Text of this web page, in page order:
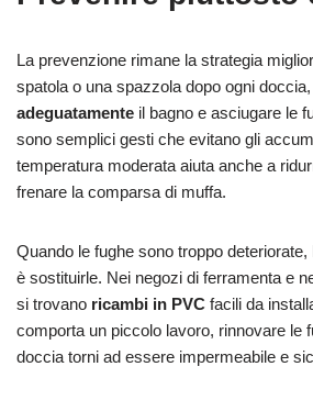
La prevenzione rimane la strategia
spatola o una spazzola dopo ogni doccia,
adeguatamente il bagno e asciugare le
sono semplici gesti che evitano gli
temperatura moderata aiuta anche a
frenare la comparsa di muffa.
Quando le fughe sono troppo deteriorate,
è sostituirle. Nei negozi di ferramenta e
si trovano ricambi in PVC facili da
comporta un piccolo lavoro, rinnovare le
doccia torni ad essere impermeabile e